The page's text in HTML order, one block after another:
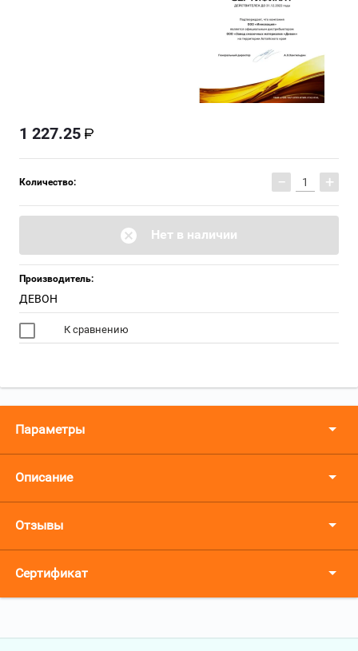
1 227.25
Количество: − +
Нет в наличии
Производитель:
ДЕВОН
К сравнению
Параметры
Описание
Отзывы
Сертификат